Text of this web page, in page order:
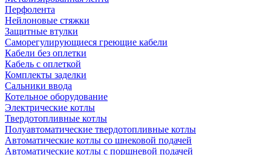
Перфолента
Нейлоновые стяжки
Защитные втулки
Саморегулирующиеся греющие кабели
Кабели без оплетки
Кабель с оплеткой
Комплекты заделки
Сальники ввода
Котельное оборудование
Электрические котлы
Твердотопливные котлы
Полуавтоматические твердотопливные котлы
Автоматические котлы со шнековой подачей
Автоматические котлы с поршневой подачей